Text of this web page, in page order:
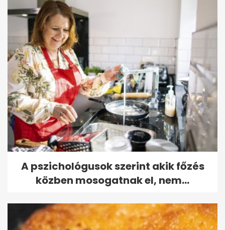
A pszichológusok szerint akik főzés
közben mosogatnak el, nem...